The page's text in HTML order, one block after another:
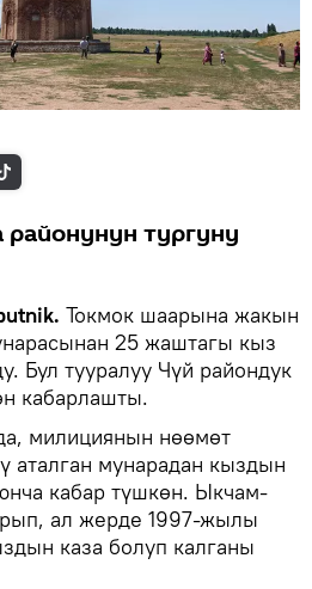
тургуну
Токмок шаарына жакын
25 жаштагы кыз
Бул тууралуу Чүй райондук
кабарлашты.
милициянын нөөмөт
аталган мунарадан кыздын
кабар түшкөн. Ыкчам-
ал жерде 1997-жылы
каза болуп калганы